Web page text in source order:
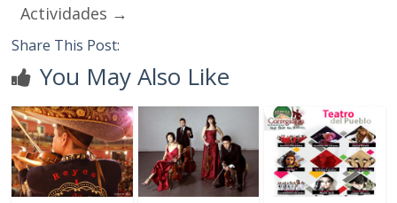
Actividades →
Share This Post:
You May Also Like